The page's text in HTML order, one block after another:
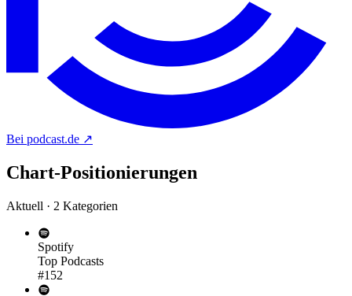
Bei podcast.de ↗
Chart-Positionierungen
Aktuell · 2 Kategorien
Spotify
Top Podcasts
#152